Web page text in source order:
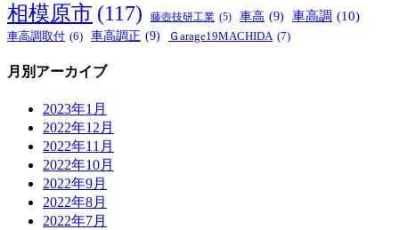
相模原市 (117) 藤壺技研工業 (5) 車高 (9) 車高調 (10)
車高調取付 (6) 車高調正 (9) Ｇarage19MACHIDA (7)
月別アーカイブ
2023年1月
2022年12月
2022年11月
2022年10月
2022年9月
2022年8月
2022年7月